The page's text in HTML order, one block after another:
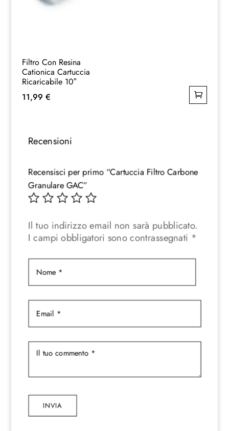
Filtro Con Resina
Cationica Cartuccia
Ricaricabile 10″
11,99 €
Recensioni
Recensisci per primo “Cartuccia Filtro Carbone
Granulare GAC”
Il tuo indirizzo email non sarà pubblicato.
I campi obbligatori sono contrassegnati *
INVIA